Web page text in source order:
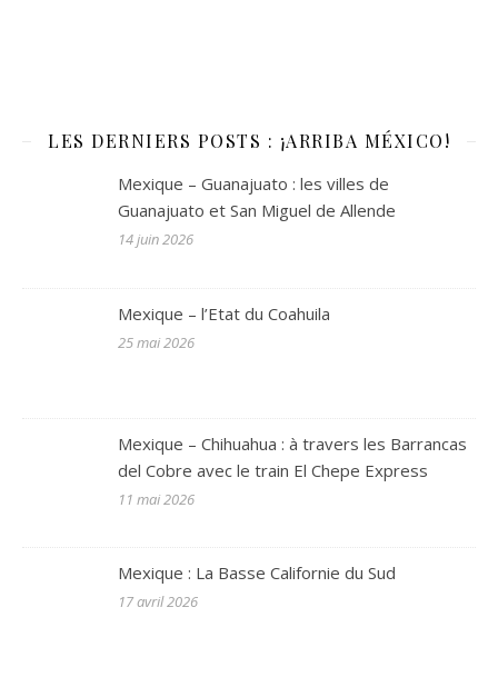
LES DERNIERS POSTS : ¡ARRIBA MÉXICO!
Mexique – Guanajuato : les villes de
Guanajuato et San Miguel de Allende
14 juin 2026
Mexique – l’Etat du Coahuila
25 mai 2026
Mexique – Chihuahua : à travers les Barrancas
del Cobre avec le train El Chepe Express
11 mai 2026
Mexique : La Basse Californie du Sud
17 avril 2026